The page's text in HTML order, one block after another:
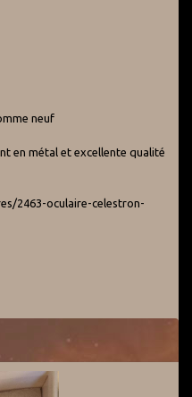
neuf
en métal et excellente qualité
2463-oculaire-celestron-